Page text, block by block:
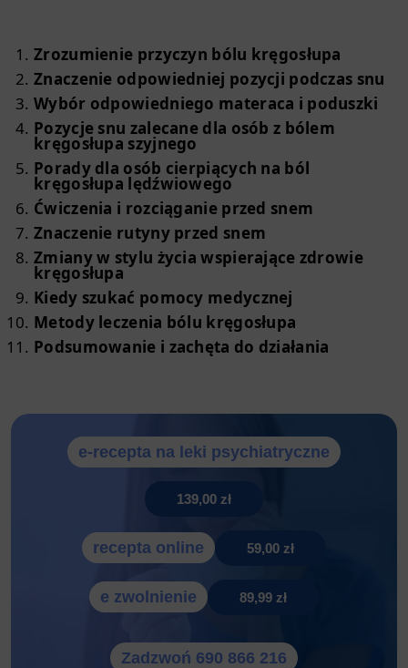
Zrozumienie przyczyn bólu kręgosłupa
Znaczenie odpowiedniej pozycji podczas snu
Wybór odpowiedniego materaca i poduszki
Pozycje snu zalecane dla osób z bólem
kręgosłupa szyjnego
Porady dla osób cierpiących na ból
kręgosłupa lędźwiowego
Ćwiczenia i rozciąganie przed snem
Znaczenie rutyny przed snem
Zmiany w stylu życia wspierające zdrowie
kręgosłupa
Kiedy szukać pomocy medycznej
Metody leczenia bólu kręgosłupa
Podsumowanie i zachęta do działania
e-recepta na leki psychiatryczne
139,00 zł
recepta online 59,00 zł
e zwolnienie 89,99 zł
Zadzwoń 690 866 216